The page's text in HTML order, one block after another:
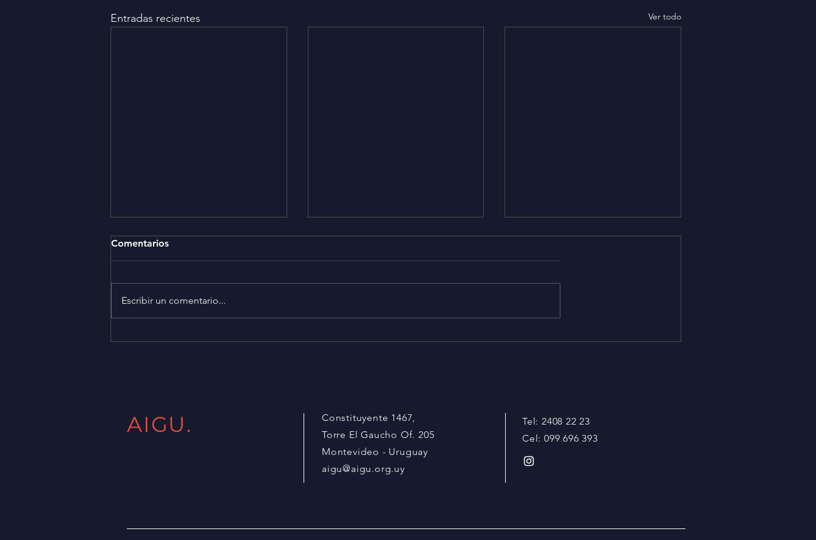
Entradas recientes Ver todo
Comentarios
Escribir un comentario...
AIGU.
Constituyente 1467,
Torre El Gaucho Of. 205
Montevideo - Uruguay
aigu@aigu.org.uy
Tel: 2408 22 23
Cel: 099 696 393